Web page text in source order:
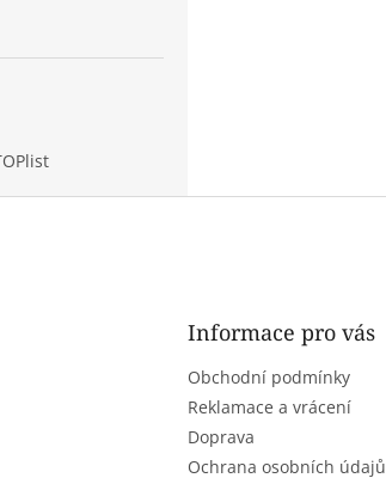
Informace pro vás
Obchodní podmínky
Reklamace a vrácení
Doprava
Ochrana osobních údajů